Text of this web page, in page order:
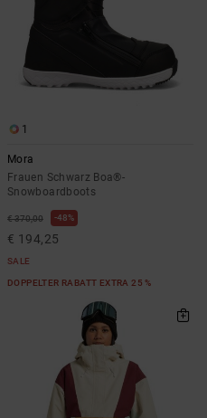
1
Mora
Frauen Schwarz Boa®-
Snowboardboots
€ 370,00 48%
€ 194,25
SALE
DOPPELTER RABATT EXTRA 25 %